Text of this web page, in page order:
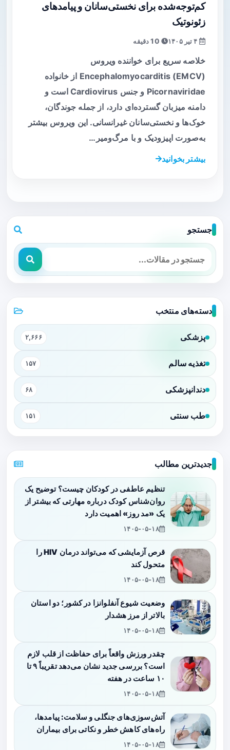
کم‌توجه‌شده برای نخستی‌سانان و پیامدهای
زئونوتیک
خلاصه سریع برای خواننده ویروس
Encephalomyocarditis (EMCV) از خانواده
Picornaviridae و جنس Cardiovirus است و
دامنه میزبان گسترده‌ای دارد، از جمله جوندگان،
خوک‌ها و نخستی‌سانان غیرانسانی. این ویروس بیشتر
به‌صورت اپیزودیک و با مرگ‌ومیر…
بیشتر بخوانید
جستجو
دسته‌های منتخب
پزشکی ۲,۶۶۶
تغذیه سالم ۱۵۷
دندانپزشکی ۶۸
طب سنتی ۱۵۱
جدیدترین مطالب
تنظیم عاطفی در کودکان چیست؟ توضیح یک
روان‌شناس کودک درباره مهارتی که بیشتر از
یک «مد روز» اهمیت دارد
۱۴۰۵-۰۵-۱۸
قرص آزمایشی که می‌تواند درمان HIV را
متحول کند
۱۴۰۵-۰۵-۱۸
وضعیت شیوع آنفلوانزا در کشور؛ دو استان
بالاتر از مرز هشدار
۱۴۰۵-۰۵-۱۸
چقدر ورزش واقعاً برای حفاظت از قلب لازم
است؟ بررسی جدید نشان می‌دهد تقریباً ۹ تا
۱۰ ساعت در هفته
۱۴۰۵-۰۵-۱۸
آتش‌سوزی‌های جنگلی و سلامت: پیامدها،
راه‌های کاهش خطر و نکاتی برای بیماران
۱۴۰۵-۰۵-۱۸